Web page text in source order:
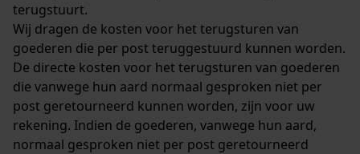
terugstuurt.
Wij dragen de kosten voor het terugsturen van
goederen die per post teruggestuurd kunnen worden.
De directe kosten voor het terugsturen van goederen
die vanwege hun aard normaal gesproken niet per
post geretourneerd kunnen worden, zijn voor uw
rekening. Indien de goederen, vanwege hun aard,
normaal gesproken niet per post geretourneerd